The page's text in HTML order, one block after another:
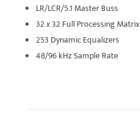
LR/LCR/5.1 Master Buss
32 x 32 Full Processing Matrix
253 Dynamic Equalizers
48/96 kHz Sample Rate